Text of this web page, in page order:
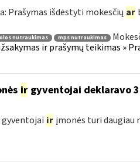
Prašymas išdėstyti mokesčių ar
nutraukimas mps nutraukimas
ir prašymų teikimas »
irgyventojai deklaravo
ir įmonės turi daugiau